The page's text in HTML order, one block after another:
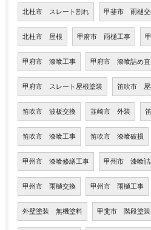
北杜市 スレート割れ 甲斐市 雨樋交
北杜市 屋根 甲府市 雨樋工事
甲府市 漆喰工事 甲府市 漆喰詰め直
甲府市 スレート屋根塗装 笛吹市 屋
笛吹市 波板交換 韮崎市 外装
笛吹市 漆喰工事 笛吹市 漆喰破損
甲州市 漆喰修繕工事 甲州市 漆喰詰
甲州市 雨樋交換 甲州市 雨樋工事
外壁塗装 無機塗料 甲斐市 階段塗装